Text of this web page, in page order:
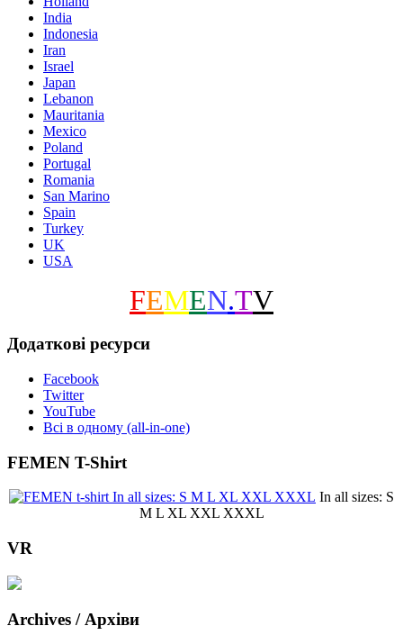
India
Indonesia
Iran
Israel
Japan
Lebanon
Mauritania
Mexico
Poland
Portugal
Romania
San Marino
Spain
Turkey
UK
USA
FEMEN.TV
Додаткові ресурси
Facebook
Twitter
YouTube
Всі в одному (all-in-one)
FEMEN T-Shirt
In all sizes: S
M L XL XXL XXXL
VR
Archives / Архіви